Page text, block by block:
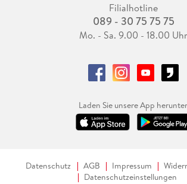
Filialhotline
089 - 30 75 75 75
Mo. - Sa. 9.00 - 18.00 Uhr
Laden Sie unsere App
Datenschutz AGB Impressum
Datenschutzeinstellungen